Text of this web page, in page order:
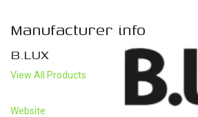
Manufacturer info
B.LUX
View All Products
Website